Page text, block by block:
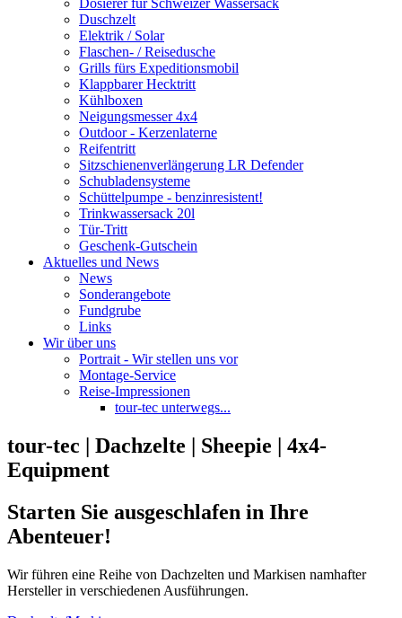
Dosierer für Schweizer Wassersack
Duschzelt
Elektrik / Solar
Flaschen- / Reisedusche
Grills fürs Expeditionsmobil
Klappbarer Hecktritt
Kühlboxen
Neigungsmesser 4x4
Outdoor - Kerzenlaterne
Reifentritt
Sitzschienenverlängerung LR Defender
Schubladensysteme
Schüttelpumpe - benzinresistent!
Trinkwassersack 20l
Tür-Tritt
Geschenk-Gutschein
Aktuelles und News
News
Sonderangebote
Fundgrube
Links
Wir über uns
Portrait - Wir stellen uns vor
Montage-Service
Reise-Impressionen
tour-tec unterwegs...
tour-tec | Dachzelte | Sheepie | 4x4-
Equipment
Starten Sie ausgeschlafen in Ihre
Abenteuer!
Wir führen eine Reihe von Dachzelten und Markisen namhafter
Hersteller in verschiedenen Ausführungen.